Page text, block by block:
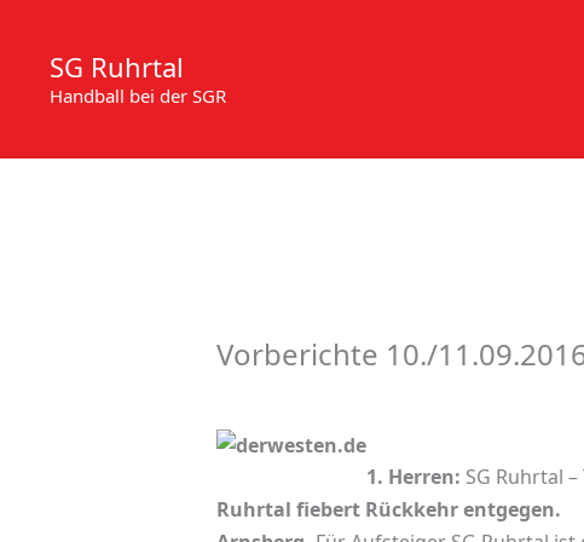
springenSG Ruhrtal
Handball bei der SGR
Vorberichte 10./
1. Herren: SG Ruhrtal
Ruhrtal fiebert Rückkehr entgegen.